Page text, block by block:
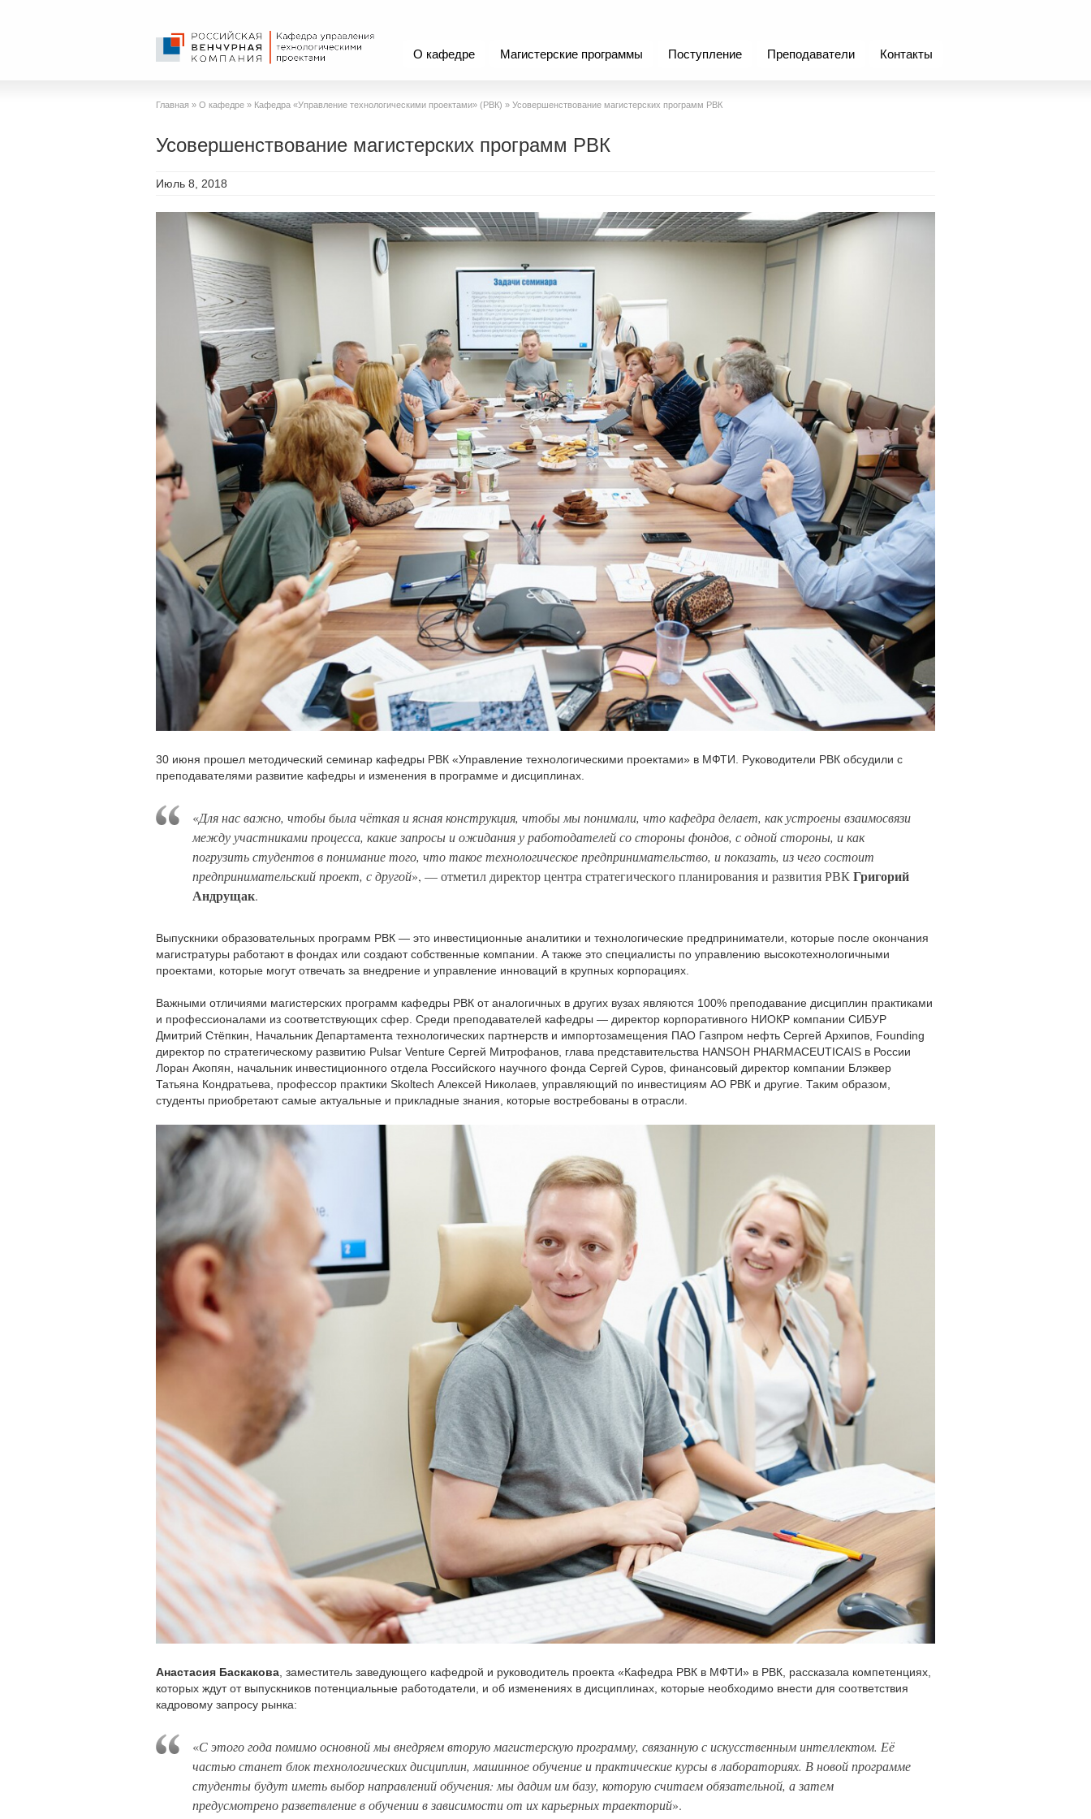
О кафедре Магистерские программы Поступление Преподаватели Контакты
Главная » О кафедре » Кафедра «Управление технологическими проектами» (РВК) » Усовершенствование магистерских программ РВК
Усовершенствование магистерских программ РВК
Июль 8, 2018
30 июня прошел методический семинар кафедры РВК «Управление технологическими проектами» в МФТИ. Руководители РВК обсудили с
преподавателями развитие кафедры и изменения в программе и дисциплинах.
«Для нас важно, чтобы была чёткая и ясная конструкция, чтобы мы понимали, что кафедра делает, как устроены взаимосвязи
между участниками процесса, какие запросы и ожидания у работодателей со стороны фондов, с одной стороны, и как
погрузить студентов в понимание того, что такое технологическое предпринимательство, и показать, из чего состоит
предпринимательский проект, с другой», — отметил директор центра стратегического планирования и развития РВКГригорий
Андрущак.
Выпускники образовательных программ РВК — это инвестиционные аналитики и технологические предприниматели, которые после окончания
магистратуры работают в фондах или создают собственные компании. А также это специалисты по управлению высокотехнологичными
проектами, которые могут отвечать за внедрение и управление инноваций в крупных корпорациях.
Важными отличиями магистерских программ кафедры РВК от аналогичных в других вузах являются 100% преподавание дисциплин практиками
и профессионалами из соответствующих сфер. Среди преподавателей кафедры — директор корпоративного НИОКР компании СИБУР
Дмитрий Стёпкин, Начальник Департамента технологических партнерств и импортозамещения ПАО Газпром нефть Сергей Архипов, Founding
директор по стратегическому развитию Pulsar Venture Сергей Митрофанов, глава представительства HANSOH PHARMACEUTICAIS в России
Лоран Акопян, начальник инвестиционного отдела Российского научного фонда Сергей Суров, финансовый директор компании Блэквер
Татьяна Кондратьева, профессор практики Skoltech Алексей Николаев, управляющий по инвестициям АО РВК и другие. Таким образом,
студенты приобретают самые актуальные и прикладные знания, которые востребованы в отрасли.
Анастасия Баскакова , заместитель заведующего кафедрой и руководитель проекта «Кафедра РВК в МФТИ» в РВК, рассказала компетенциях,
которых ждут от выпускников потенциальные работодатели, и об изменениях в дисциплинах, которые необходимо внести для соответствия
кадровому запросу рынка:
«С этого года помимо основной мы внедряем вторую магистерскую программу, связанную с искусственным интеллектом. Её
частью станет блок технологических дисциплин, машинное обучение и практические курсы в лабораториях. В новой программе
студенты будут иметь выбор направлений обучения: мы дадим им базу, которую считаем обязательной, а затем
предусмотрено разветвление в обучении в зависимости от их карьерных траекторий».